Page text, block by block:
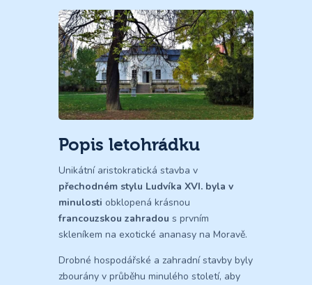
Popis letohrádku
Unikátní aristokratická stavba v
přechodném stylu Ludvíka XVI. byla v
minulosti obklopená krásnou
francouzskou zahradou s prvním
skleníkem na exotické ananasy na Moravě.
Drobné hospodářské a zahradní stavby byly
zbourány v průběhu minulého století, aby